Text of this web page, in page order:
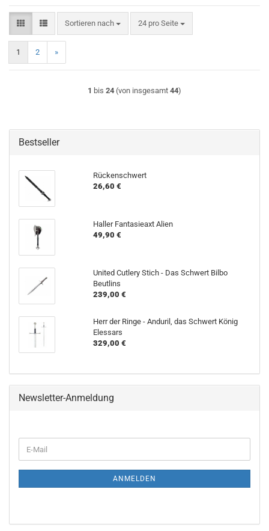
Sortieren nach
Sortieren nach 24 pro Seite
pro Seite
1 2 »
1 bis 24 (von insgesamt 44)
Bestseller
Rückenschwert
26,60 €
Haller Fantasieaxt Alien
49,90 €
United Cutlery Stich - Das Schwert Bilbo
Beutlins
239,00 €
Herr der Ringe - Anduril, das Schwert König
Elessars
329,00 €
Newsletter-Anmeldung
ZUR
E-
Mail
ANMELDEN